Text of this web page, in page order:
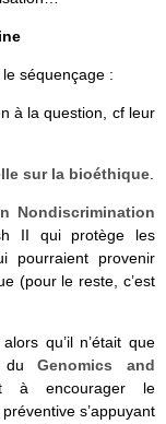
séquençage :
à la question, cf leur
sur la bioéthique.
Nondiscrimination
II qui protège les
pourraient provenir
(pour le reste, c’est
qu’il n’était que
duGenomics and
à encourager le
s’appuyant